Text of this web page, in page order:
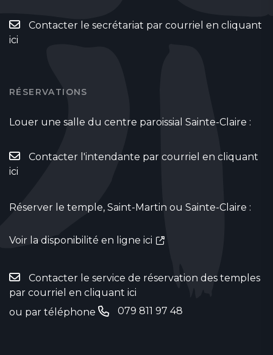
Contacter le secrétariat par courriel en cliquant
ici
RÉSERVATIONS
Louer une salle du centre paroissial Sainte-Claire :
Contacter l'intendante par courriel en cliquant
ici
Réserver le temple, Saint-Martin ou Sainte-Claire :
Voir la disponibilité en ligne ici
Contacter le service de réservation des temples
par courriel en cliquant ici
ou par téléphone
079 811 97 48